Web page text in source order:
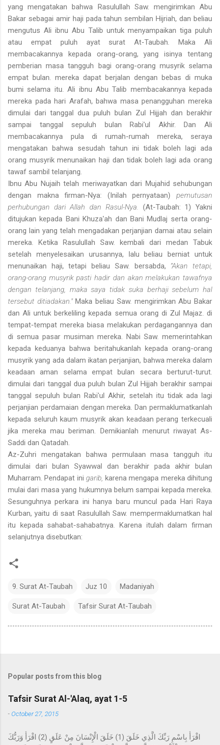
yang mengata­kan bahwa Rasulullah Saw. mengirimkan Abu
Bakar sebagai amir haji pada tahun sembilan Hijriah, dan beliau
mengutus Ali ibnu Abu Talib untuk menyampaikan tiga puluh
atau empat puluh ayat surat At-Taubah. Maka Ali
membacakannya kepada orang-orang, yang isinya tentang
pemberian masa tangguh bagi orang-orang musyrik selama
empat bulan. mereka dapat berjalan dengan bebas di muka
bumi selama itu. Ali ibnu Abu Talib membacakannya kepada
mereka pada hari Arafah, bahwa masa penangguhan mereka
dimulai dari tanggal dua puluh bulan Zul Hijjah dan berakhir
sampai tanggal sepuluh bulan Rabi'ul Akhir. Dan Ali
membacakannya pula di rumah-rumah mereka, seraya
mengatakan bahwa sesudah tahun ini tidak boleh lagi ada
orang musyrik menunaikan haji dan tidak boleh lagi ada orang
tawaf sambil telanjang.
Ibnu Abu Nujaih telah meriwayatkan dari Mujahid sehubungan
dengan makna firman-Nya: (Inilah pernyataan) pemutusan
perhubungan dari Allah dan Rasul-Nya. (At-Taubah: 1) Yakni
ditujukan kepada Bani Khuza'ah dan Bani Mudlaj serta orang-
orang lain yang telah mengadakan perjanjian damai atau selain
mereka. Ketika Rasulullah Saw. kembali dari medan Tabuk
setelah menyelesai­kan urusannya, lalu beliau berniat untuk
menunaikan haji, tetapi beliau Saw. bersabda, ”Akan tetapi,
orang-orang musyrik pasti hadir dan akan melakukan tawafnya
dengan telanjang, maka saya tidak suka berhaji sebelum hal
tersebut ditiadakan."Maka beliau Saw. mengirimkan Abu Bakar
dan Ali untuk ber­keliling kepada semua orang di Zul Majaz. di
tempat-tempat mereka biasa melakukan perdagangannya dan
di semua pasar musiman mereka. Nabi Saw. memerintahkan
kepada keduanya bahwa beritahukanlah kepada orang-orang
musyrik yang ada dalam ikatan perjanjian, bahwa mereka dalam
keadaan aman selama empat bulan secara berturut-turut.
dimulai dari tanggal dua puluh bulan Zul Hijjah berakhir sampai
tanggal sepuluh bulan Rabi'ul Akhir, setelah itu tidak ada lagi
perjanjian perdamaian dengan mereka. Dan permaklumatkanlah
kepada seluruh kaum musyrik akan keadaan perang terkecuali
jika mereka mau beriman. Demikianlah menurut riwayat As-
Saddi dan Qatadah.
Az-Zuhri mengatakan bahwa permulaan masa tangguh itu
dimulai dari bulan Syawwal dan berakhir pada akhir bulan
Muharram. Pendapat ini garib,karena mengapa mereka dihitung
mulai dari masa yang hukumnya belum sampai kepada mereka.
Sesunguhnya perkara ini hanya baru muncul pada Hari Raya
Kurban, yaitu di saat Rasulullah Saw. mempermaklumatkan hal
itu kepada sahabat-sahabatnya. Karena itulah dalam firman
selanjutnya disebutkan:
9. Surat At-Taubah Juz 10 Madaniyah
Surat At-Taubah Tafsir Surat At-Taubah
Popular posts from this blog
Tafsir Surat Al-'Alaq, ayat 1-5
-October 27, 2015
اقْرَأْ بِاسْمِ رَبِّكَ الَّذِي خَلَقَ (1) خَلَقَ الْإِنْسَانَ مِنْ عَلَقٍ (2) اقْرَأْ وَرَبُّكَ